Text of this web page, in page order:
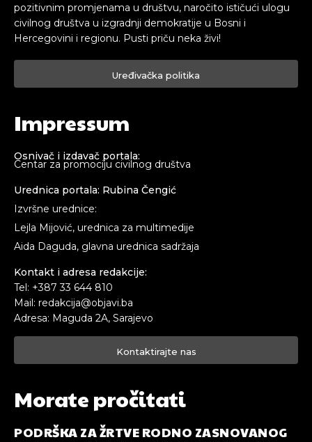
pozitivnim promjenama u društvu, naročito ističući ulogu
civilnog društva u izgradnji demokratije u Bosni i
Hercegovini i regionu. Pusti priču neka živi!
Uređivačka politika
Impressum
Osnivač i izdavač portala:
Centar za promociju civilnog društva
Urednica portala: Rubina Čengić
Izvršne urednice:
Lejla Mijović, urednica za multimedije
Aida Daguda, glavna urednica sadržaja
Kontakt i adresa redakcije:
Tel: +387 33 644 810
Mail: redakcija@objavi.ba
Adresa: Maguda 2A, Sarajevo
Kontaktirajte nas
Morate pročitati
PODRŠKA ZA ŽRTVE RODNO ZASNOVANOG